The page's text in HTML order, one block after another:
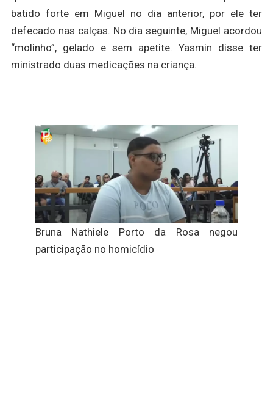
batido forte em Miguel no dia anterior, por ele ter
defecado nas calças. No dia seguinte, Miguel acordou
“molinho”, gelado e sem apetite. Yasmin disse ter
ministrado duas medicações na criança.
Bruna Nathiele Porto da Rosa negou
participação no homicídio